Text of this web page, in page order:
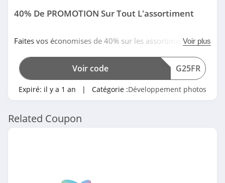
40% De PROMOTION Sur Tout L'assortiment
Faites vos économises de 40% sur les assortiments grâce
jamais!
Voir plus
G25FR
Voir code
Expiré: il y a 1 an | Catégorie :Développement photos
Related Coupon